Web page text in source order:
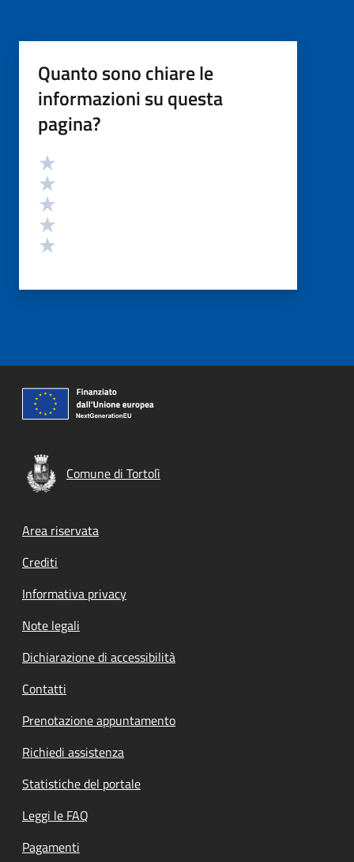
Quanto sono chiare le
informazioni su questa
pagina?
Valutazione
Comune di Tortolì
Footer menu
Area riservata
Crediti
Informativa privacy
Note legali
Dichiarazione di accessibilità
Contatti
Prenotazione appuntamento
Richiedi assistenza
Statistiche del portale
Leggi le FAQ
Pagamenti